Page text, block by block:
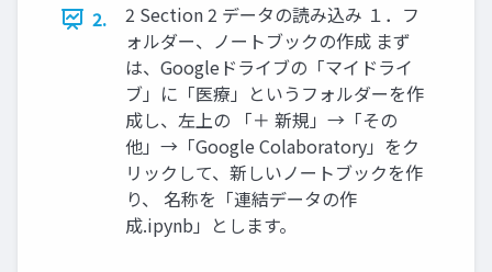
2.
2 Section 2 データの読み込み １．フ
ォルダー、ノートブックの作成 まず
は、Googleドライブの「マイドライ
ブ」に「医療」というフォルダーを作
成し、左上の 「＋ 新規」→「その
他」→「Google Colaboratory」をク
リックして、新しいノートブックを作
り、 名称を「連結データの作
成.ipynb」とします。